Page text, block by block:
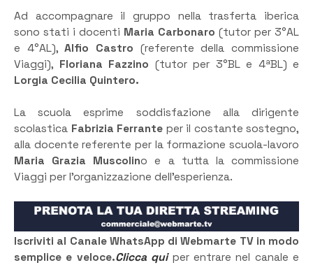
Ad accompagnare il gruppo nella trasferta iberica
sono stati i docenti Maria Carbonaro (tutor per 3°AL
e 4°AL),Alfio Castro (referente della commissione
Viaggi), Floriana Fazzino (tutor per 3°BL e 4ªBL) e
Lorgia Cecilia Quintero.
La scuola esprime soddisfazione alla dirigente
scolastica Fabrizia Ferrante per il costante sostegno,
alla docente referente per la formazione scuola-lavoro
Maria Grazia Muscolino e a tutta la commissione
Viaggi per l’organizzazione dell’esperienza.
Iscriviti al Canale WhatsApp di Webmarte TV in modo
semplice e veloce.Clicca quiper entrare nel canale e